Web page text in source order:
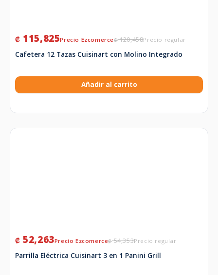
₡120,458
₡ 115,825
Cafetera 12 Tazas Cuisinart con Molino Integrado
Añadir al carrito
₡54,353
₡ 52,263
Parrilla Eléctrica Cuisinart 3 en 1 Panini Grill